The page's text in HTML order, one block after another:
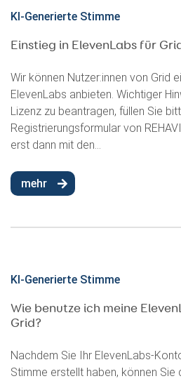
KI-Generierte Stimme
Einstieg in ElevenLabs für
Wir können Nutzer:innen von Grid
ElevenLabs anbieten. Wichtiger
Lizenz zu beantragen, füllen Sie
Registrierungsformular von
erst dann mit den...
mehr
KI-Generierte Stimme
Wie benutze ich meine
Grid?
Nachdem Sie Ihr ElevenLabs-
Stimme erstellt haben, können Sie